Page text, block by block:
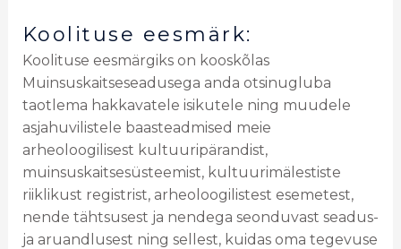
Koolituse eesmärk:
Koolituse eesmärgiks on kooskõlas
Muinsuskaitseseadusega anda otsinugluba
taotlema hakkavatele isikutele ning muudele
asjahuvilistele baasteadmised meie
arheoloogilisest kultuuripärandist,
muinsuskaitsesüsteemist, kultuurimälestiste
riiklikust registrist, arheoloogilistest esemetest,
nende tähtsusest ja nendega seonduvast seadus-
ja aruandlusest ning sellest, kuidas oma tegevuse